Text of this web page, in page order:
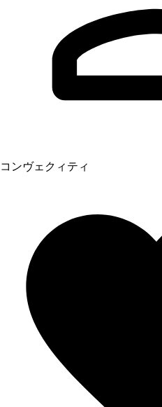
コンヴェクィティ